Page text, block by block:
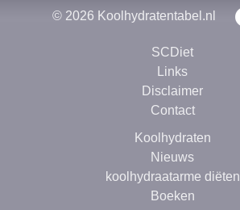
© 2026 Koolhydratentabel.nl
SCDiet
Links
Disclaimer
Contact
Koolhydraten
Nieuws
koolhydraatarme diëten
Boeken